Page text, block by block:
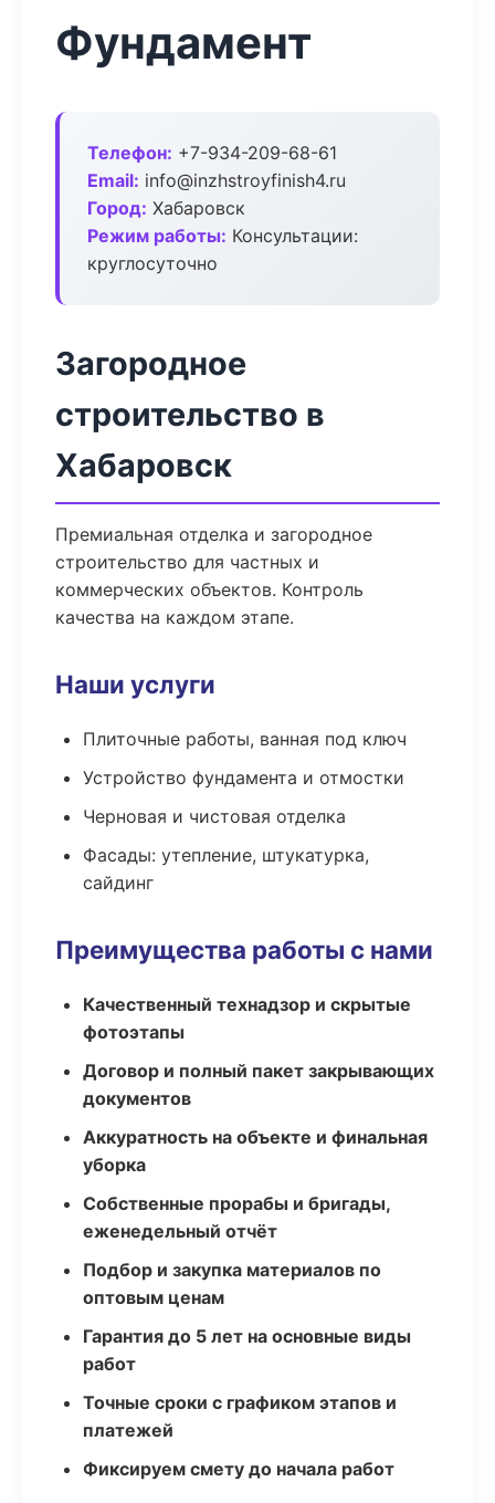
Фундамент
Телефон: +7-934-209-68-61
Email: info@inzhstroyfinish4.ru
Город: Хабаровск
Режим работы: Консультации:
круглосуточно
Загородное
строительство в
Хабаровск
Премиальная отделка и загородное
строительство для частных и
коммерческих объектов. Контроль
качества на каждом этапе.
Наши услуги
Плиточные работы, ванная под ключ
Устройство фундамента и отмостки
Черновая и чистовая отделка
Фасады: утепление, штукатурка,
сайдинг
Преимущества работы с нами
Качественный технадзор и скрытые
фотоэтапы
Договор и полный пакет закрывающих
документов
Аккуратность на объекте и финальная
уборка
Собственные прорабы и бригады,
еженедельный отчёт
Подбор и закупка материалов по
оптовым ценам
Гарантия до 5 лет на основные виды
работ
Точные сроки с графиком этапов и
платежей
Фиксируем смету до начала работ